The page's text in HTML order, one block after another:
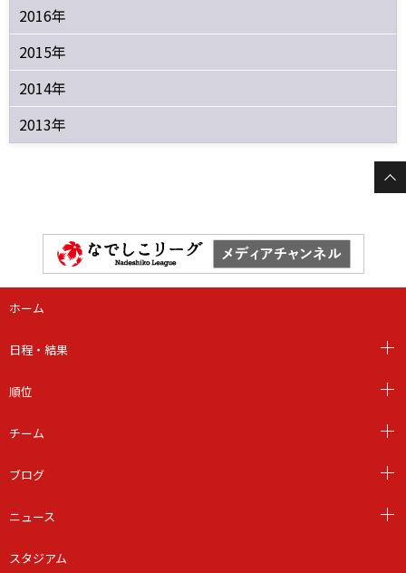
2016年
2015年
2014年
2013年
ホーム
日程・結果
順位
チーム
ブログ
ニュース
スタジアム